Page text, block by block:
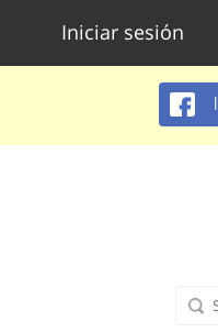
Iniciar sesión